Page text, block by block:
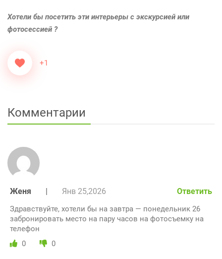
Хотели бы посетить эти интерьеры с экскурсией или
фотосессией ?
+1
Комментарии
Женя Янв 25,2026 Ответить
Здравствуйте, хотели бы на завтра — понедельник 26
забронировать место на пару часов на фотосъемку на
телефон
0
0